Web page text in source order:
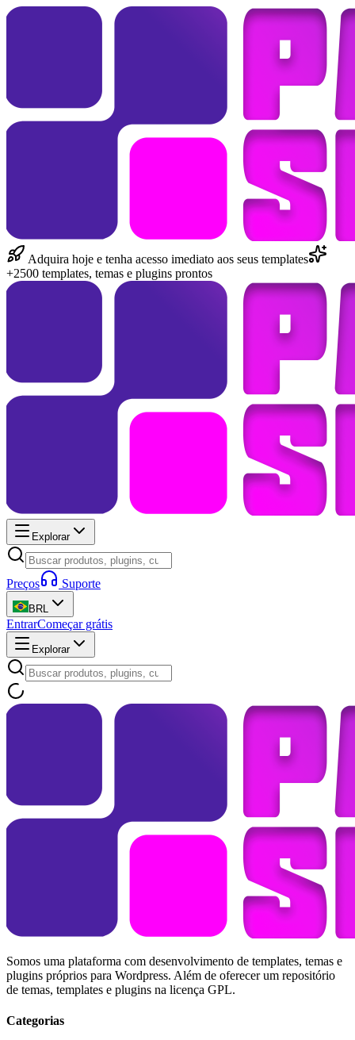
Adquira hoje e tenha acesso imediato aos seus templates
+2500 templates, temas e plugins prontos
Explorar
Preços Suporte
BRL
EntrarComeçar grátis
Explorar
Somos uma plataforma com desenvolvimento de templates, temas e
plugins próprios para Wordpress. Além de oferecer um repositório
de temas, templates e plugins na licença GPL.
Categorias